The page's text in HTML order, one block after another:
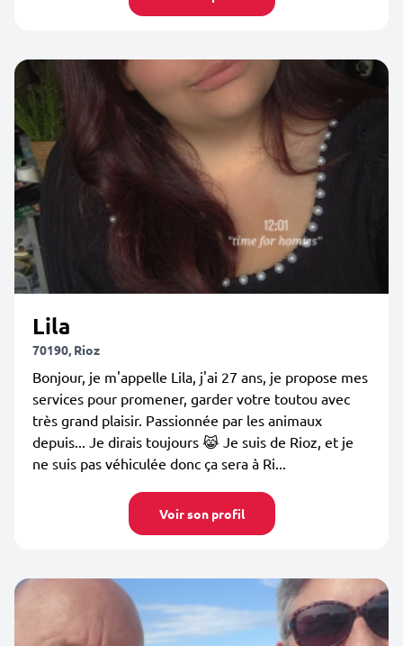
Lila
70190, Rioz
Bonjour, je m'appelle Lila, j'ai 27 ans, je propose mes
services pour promener, garder votre toutou avec
très grand plaisir. Passionnée par les animaux
depuis... Je dirais toujours 😹 Je suis de Rioz, et je
ne suis pas véhiculée donc ça sera à Ri...
Voir son profil